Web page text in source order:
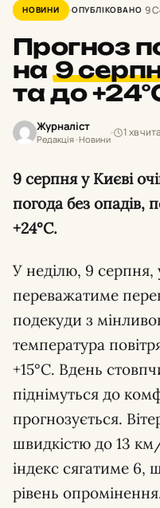
НОВИНИ ОПУБЛІКОВАНО 9
Прогноз
на9
та до
Журналіст
Редакція · Новини
1 хв
9 серпня у Києві очікується сонячна та тепла
погода без опадів,
+24°С.
У неділю, 9 серпня,
переважатиме
подекуди з
температура
+15°С. Вдень
піднімуться до
прогнозується.
швидкістю до 13
індекс сягатиме 6,
рівень